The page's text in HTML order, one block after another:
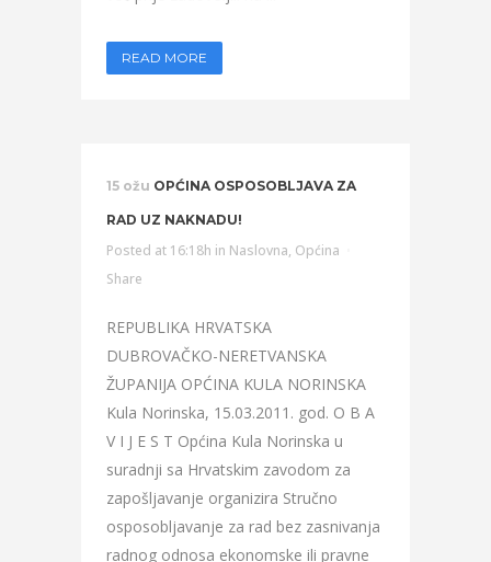
READ MORE
15 ožu OPĆINA OSPOSOBLJAVA ZA
RAD UZ NAKNADU!
Posted at 16:18h in Naslovna, Općina
Share
REPUBLIKA HRVATSKA
DUBROVAČKO-NERETVANSKA
ŽUPANIJA OPĆINA KULA NORINSKA
Kula Norinska, 15.03.2011. god. O B A
V I J E S T Općina Kula Norinska u
suradnji sa Hrvatskim zavodom za
zapošljavanje organizira Stručno
osposobljavanje za rad bez zasnivanja
radnog odnosa ekonomske ili pravne